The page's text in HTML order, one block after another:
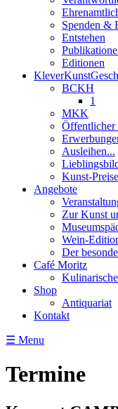
Spenden &
Entstehen
Editionen
BCKH
1
MKK
Öffentlicher
Ausleihen...
Kunst-Preise
Angebote
Zur Kunst
Wein-
Der
Café Moritz
Shop
Antiquariat
Kontakt
☰ Menu
Termine